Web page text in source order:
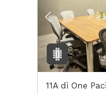
11A di One